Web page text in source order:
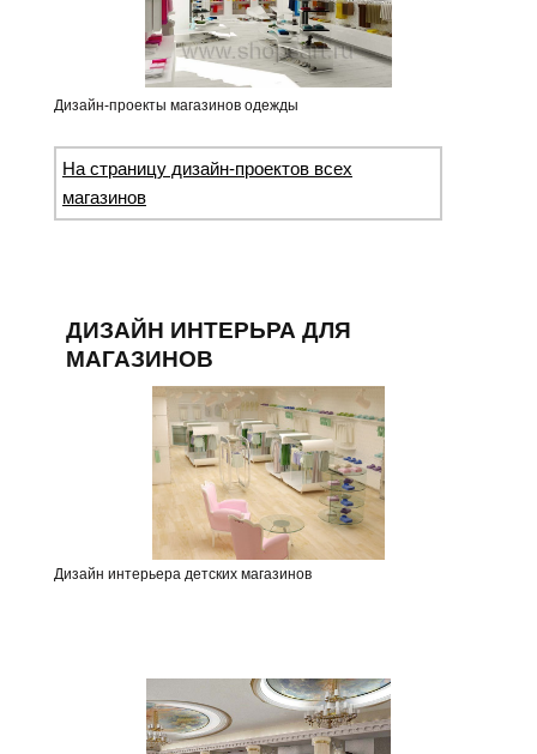
Дизайн-проекты магазинов одежды
На страницу дизайн-проектов всех
магазинов
ДИЗАЙН ИНТЕРЬРА ДЛЯ
МАГАЗИНОВ
Дизайн интерьера детских магазинов